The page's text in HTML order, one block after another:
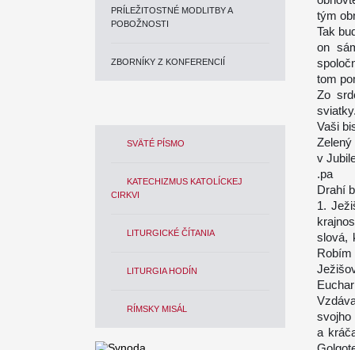
PRÍLEŽITOSTNÉ MODLITBY A
POBOŽNOSTI
ZBORNÍKY Z KONFERENCIÍ
SVÄTÉ PÍSMO
KATECHIZMUS KATOLÍCKEJ
CIRKVI
LITURGICKÉ ČÍTANIA
LITURGIA HODÍN
RÍMSKY MISÁL
tým
Tak
on
tom
Zo
Vaši
v
.pa
Drahí
1.
slová,
svojho
a